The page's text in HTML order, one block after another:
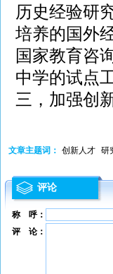
历史经验研
培养的国外
国家教育咨
中学的试点
三，加强创
文章主题词： 创新人才 研
评论
称 呼：
评 论：